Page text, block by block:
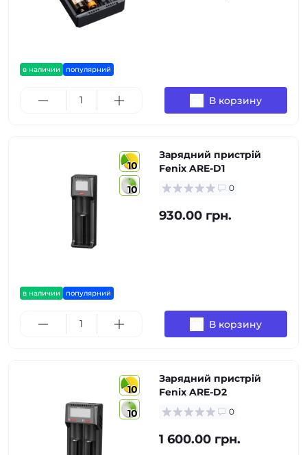
в наличии популярний
В корзину
10
10
в наличии популярний
Зарядний пристрій
Fenix ARE-D1
0
930.00 грн.
В корзину
10
10
Зарядний пристрій
Fenix ARE-D2
0
1 600.00 грн.